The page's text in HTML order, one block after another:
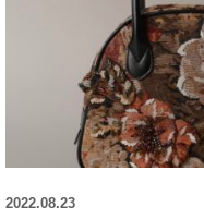
2022.08.23